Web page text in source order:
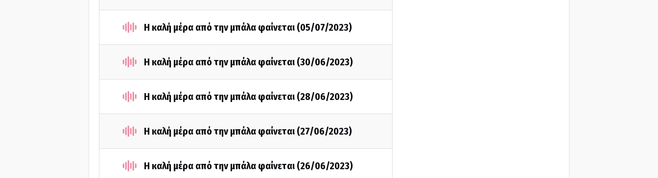
Η καλή μέρα από την μπάλα φαίνεται (05/07/2023)
Η καλή μέρα από την μπάλα φαίνεται (30/06/2023)
Η καλή μέρα από την μπάλα φαίνεται (28/06/2023)
Η καλή μέρα από την μπάλα φαίνεται (27/06/2023)
Η καλή μέρα από την μπάλα φαίνεται (26/06/2023)